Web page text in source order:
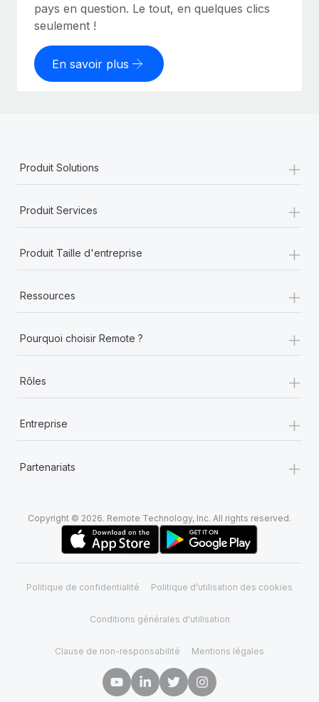
pays en question. Le tout, en quelques clics
seulement !
En savoir plus
Produit Solutions +
Produit Services +
Produit Taille d'entreprise +
Ressources +
Pourquoi choisir Remote ? +
Rôles +
Entreprise +
Partenariats +
Copyright © 2026. Remote Technology, Inc. All rights reserved.
Politique de confidentialité Politique d’utilisation des cookies
Conditions générales d'utilisation
Clause de non-responsabilité Mentions légales